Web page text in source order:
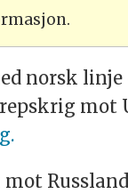
norsk linje
mot